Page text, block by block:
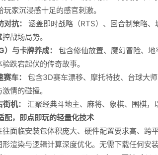
家沉浸感十足的感官刺激。
抗：
涵盖即时战略（RTS）、回合制策略
战场局势。
与卡牌养成：
包含修仙放置、魔幻冒险、
跌宕起伏的传奇故事。
车：
包含3D赛车漂移、摩托特技、台球大
情的碰撞。
机：
汇聚经典斗地主、麻将、象棋、围棋，
配，即点即玩的轻量化技术
面临安装包体积庞大、硬件配置要求高、
渲染与逻辑计算深度优化。无需下载任何